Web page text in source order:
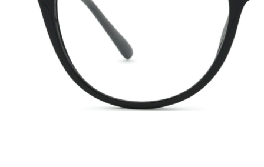
Μήκος σκελετού
46 mm
Ύψος φακού Μήκος φακού
Μήκος